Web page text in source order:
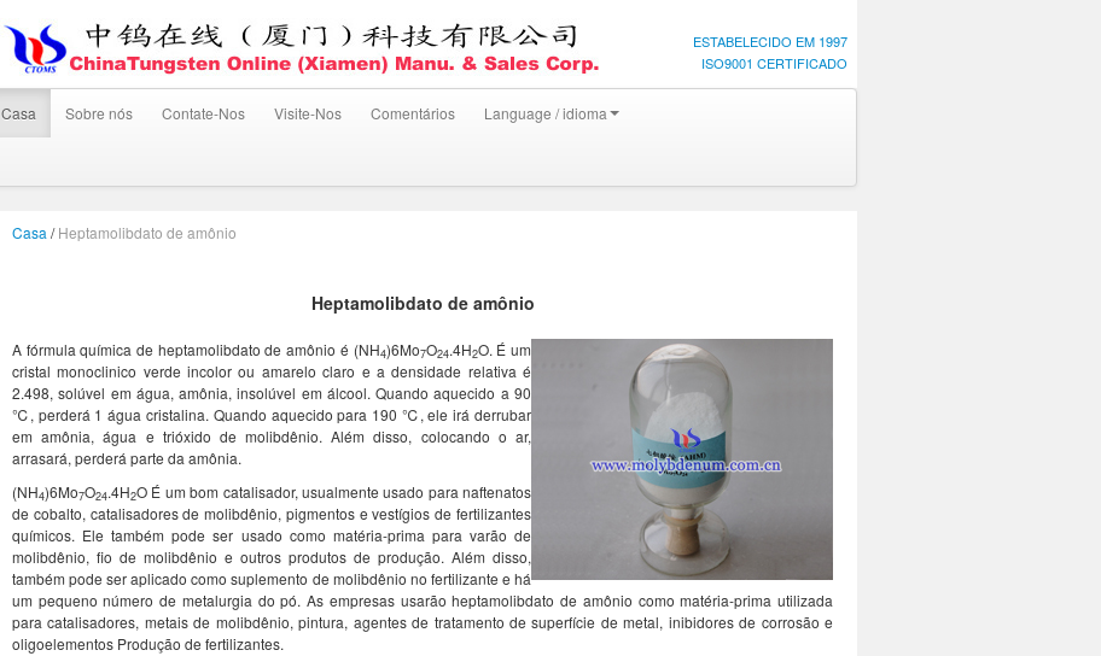
ESTABELECIDO EM 1997
ISO9001 CERTIFICADO
Casa Sobre nós Contate-Nos Visite-Nos Comentários Language / idioma
Casa / Heptamolibdato de amônio
Heptamolibdato de amônio
A fórmula química de heptamolibdato de amônio é (NH4)6Mo7O24.4H2O. É um
cristal monoclinico verde incolor ou amarelo claro e a densidade relativa é
2.498, solúvel em água, amônia, insolúvel em álcool. Quando aquecido a 90
℃, perderá 1 água cristalina. Quando aquecido para 190 ℃, ele irá derrubar
em amônia, água e trióxido de molibdênio. Além disso, colocando o ar,
arrasará, perderá parte da amônia.
(NH4)6Mo7O24.4H2O É um bom catalisador, usualmente usado para naftenatos
de cobalto, catalisadores de molibdênio, pigmentos e vestígios de fertilizantes
químicos. Ele também pode ser usado como matéria-prima para varão de
molibdênio, fio de molibdênio e outros produtos de produção. Além disso,
também pode ser aplicado como suplemento de molibdênio no fertilizante e há
um pequeno número de metalurgia do pó. As empresas usarão heptamolibdato de amônio como matéria-prima utilizada
para catalisadores, metais de molibdênio, pintura, agentes de tratamento de superfície de metal, inibidores de corrosão e
oligoelementos Produção de fertilizantes.